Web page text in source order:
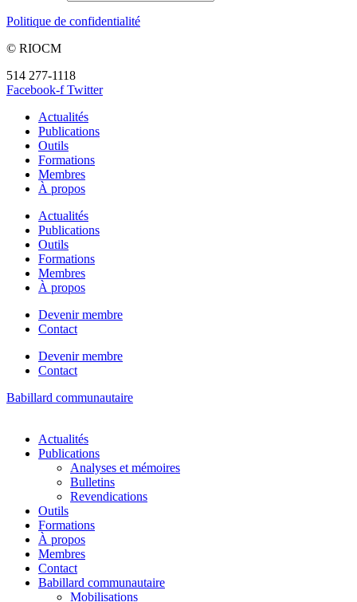
Politique de confidentialité
© RIOCM
514 277-1118
Facebook-f Twitter
Actualités
Publications
Outils
Formations
Membres
À propos
Actualités
Publications
Outils
Formations
Membres
À propos
Devenir membre
Contact
Devenir membre
Contact
Babillard communautaire
Actualités
Publications
Analyses et mémoires
Bulletins
Revendications
Outils
Formations
À propos
Membres
Contact
Babillard communautaire
Mobilisations